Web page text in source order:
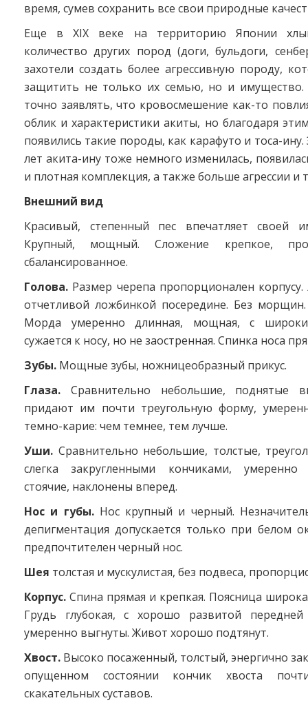
время, сумев сохранить все свои природные
Еще в XIX веке на территорию Японии
количество других пород (доги, бульдоги,
захотели создать более агрессивную породу,
защитить не только их семью, но и имущество.
точно заявлять, что кровосмешение как-то
облик и характеристики акиты, но благодаря
появились такие породы, как карафуто и тоса-ину.
лет акита-ину тоже немного изменилась,
и плотная комплекция, а также больше агрессии и
Внешний вид
Красивый, степенный пес впечатляет своей
Крупный, мощный. Сложение крепкое,
сбалансированное.
Голова. Размер черепа пропорционален
отчетливой ложбинкой посередине. Без
Морда умеренно длинная, мощная, с
сужается к носу, но не заостренная. Спинка носа
Зубы. Мощные зубы, ножницеобразный прикус.
Глаза. Сравнительно небольшие, поднятые
придают им почти треугольную форму,
темно-карие: чем темнее, тем лучше.
Уши. Сравнительно небольшие, толстые,
слегка закругленными кончиками, умеренно
стоячие, наклонены вперед.
Нос и губы. Нос крупный и черный.
депигментация допускается только при белом
предпочтителен черный нос.
Шея толстая и мускулистая, без подвеса,
Корпус. Спина прямая и крепкая. Поясница
Грудь глубокая, с хорошо развитой
умеренно выгнуты. Живот хорошо подтянут.
Хвост. Высоко посаженный, толстый, энергично
опущенном состоянии кончик хвоста
скакательных суставов.